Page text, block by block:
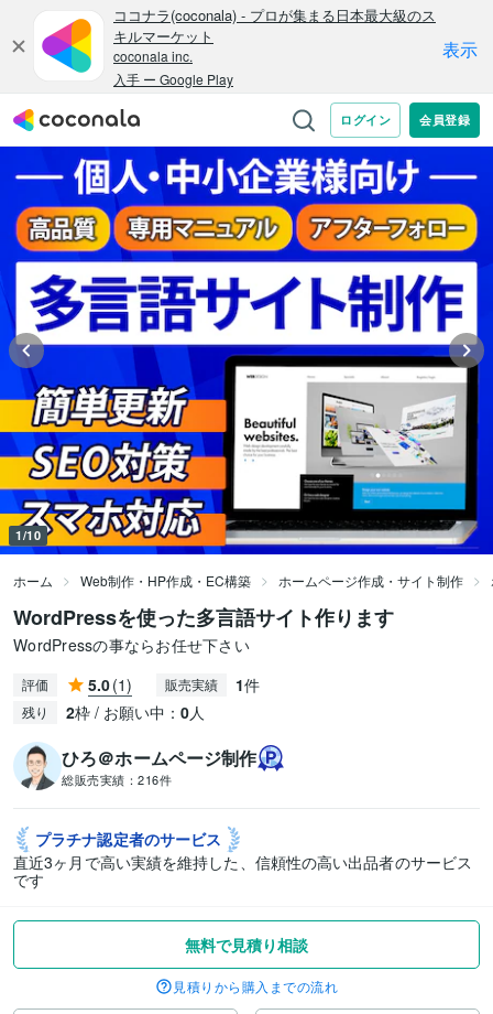
1/10
ホーム Web制作・HP作成・EC構築 ホームページ作成・サイト制作
WordPressを使った多言語サイト作ります
WordPressの事ならお任せ下さい
評価 5.0(1) 販売実績 1件
残り 2枠 / お願い中： 0人
ひろ＠ホームページ制作
総販売実績： 216件
プラチナ認定者のサービス
直近3ヶ月で高い実績を維持した、信頼性の高い出品者のサービス
です
無料で見積り相談
見積りから購入までの流れ